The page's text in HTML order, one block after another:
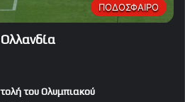
ΠΟΔΟΣΦΑΙΡΟ
του Ολυμπιακού